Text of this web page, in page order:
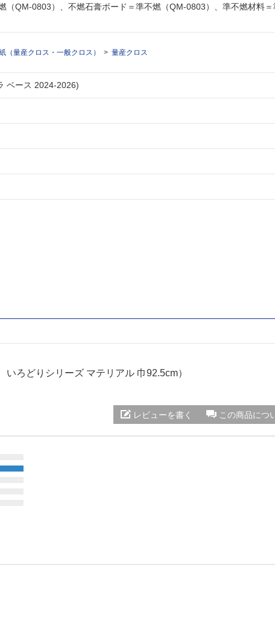
（QM-0803）、不燃石膏ボード＝準不燃（QM-0803）、準不燃材料
（量産クロス・一般クロス） 量産クロス
ベース 2024-2026)
いろどりシリーズ マテリアル 巾92.5cm）
この商品につ
レビューを書く